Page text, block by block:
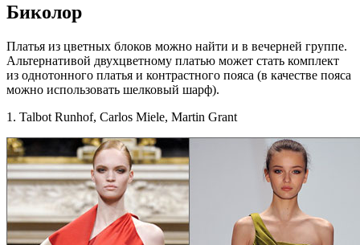
Биколор
Платья из цветных блоков можно найти и в вечерней группе.
Альтернативой двухцветному платью может стать комплект
из однотонного платья и контрастного пояса (в качестве пояса
можно использовать шелковый шарф).
1. Talbot Runhof, Carlos Miele, Martin Grant